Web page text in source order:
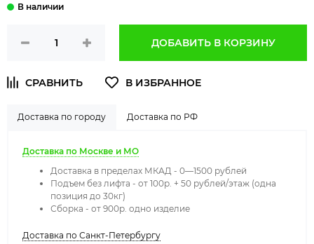
ДОБАВИТЬ В КОРЗИНУ
Доставка по городу Доставка по РФ
Доставка по Москве и МО
Доставка в пределах МКАД - 0—1500 рублей
Подъем без лифта - от 100р. + 50 рублей/этаж (одна
позиция до 30кг)
Сборка - от 900р. одно изделие
Доставка по Санкт-Петербургу